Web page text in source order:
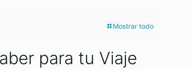
Mostrar todo
para tu Viaje